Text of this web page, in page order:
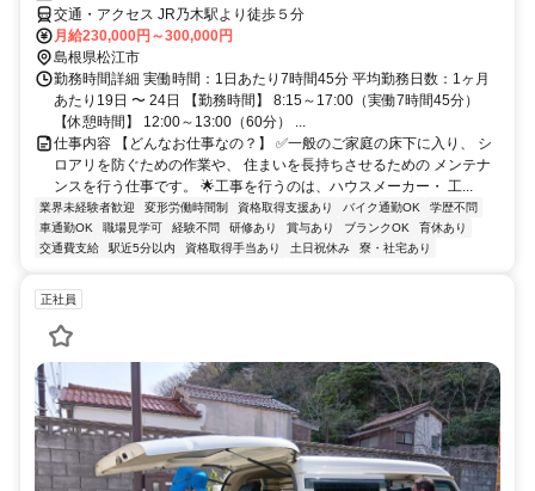
交通・アクセス JR乃木駅より徒歩５分
月給230,000円～300,000円
島根県松江市
勤務時間詳細 実働時間：1日あたり7時間45分 平均勤務日数：1ヶ月
あたり19日 〜 24日 【勤務時間】 8:15～17:00（実働7時間45分）
【休憩時間】 12:00～13:00（60分） ...
仕事内容 【どんなお仕事なの？】 ✅一般のご家庭の床下に入り、 シ
ロアリを防ぐための作業や、 住まいを長持ちさせるための メンテナ
ンスを行う仕事です。 🌟工事を行うのは、ハウスメーカー・ 工...
業界未経験者歓迎 変形労働時間制 資格取得支援あり バイク通勤OK
学歴不問
車通勤OK
職場見学可 経験不問 研修あり 賞与あり ブランクOK
育休あり
交通費支給
駅近5分以内 資格取得手当あり 土日祝休み 寮・社宅あり
正社員